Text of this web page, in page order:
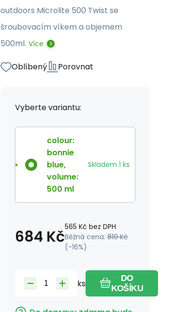
outdoors Microlite 500 Twist se
šroubovacím víkem a objemem
500ml. Více
Oblíbený Porovnat
Vyberte variantu:
colour:
bonnie
blue,
volume:
500 ml
Skladem 1 ks
684 Kč565 Kč bez DPH
Běžná cena: 819 Kč
(-16%)
ks
DO
KOŠÍKU